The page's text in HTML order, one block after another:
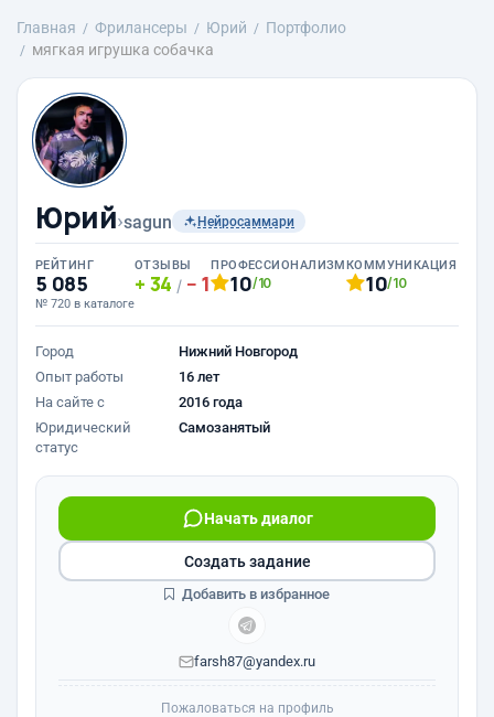
Главная Фрилансеры Юрий
Портфолио
мягкая игрушка собачка
Юрий›sagun Нейросаммари
РЕЙТИНГ
5 085
№ 720 в каталоге
ОТЗЫВЫ
34 / 1
ПРОФЕССИОНАЛИЗМ
10/10
КОММУНИКАЦИЯ
10/10
Город
Нижний Новгород
Опыт работы
16 лет
На сайте с
2016 года
Юридический
статус
Самозанятый
Начать диалог
farsh87@yandex.ru
Создать задание
Добавить в избранное
Пожаловаться на профиль